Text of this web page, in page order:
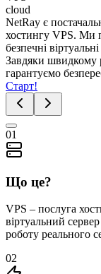
cloud
NetRay є
хостингу VPS. Ми
безпечні
Завдяки швидкому
гарантуємо
Старт!
01
Що це?
VPS – послуга
віртуальний
роботу реального
02